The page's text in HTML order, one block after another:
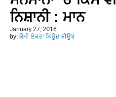
ਨਿਸ਼ਾਨੀ : ਮਾਨ
January 27, 2016
by: ਕੌਮੀ ਏਕਤਾ ਨਿਊਜ਼ ਬੀਊਰੋ